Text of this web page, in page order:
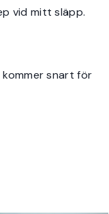
vid mitt släpp.
kommer snart för